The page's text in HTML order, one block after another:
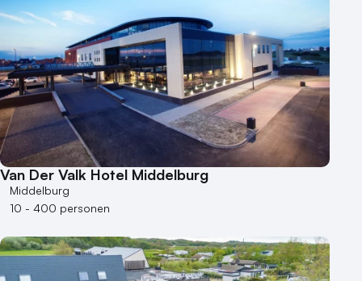
Van Der Valk Hotel Middelburg
Middelburg
10 - 400 personen